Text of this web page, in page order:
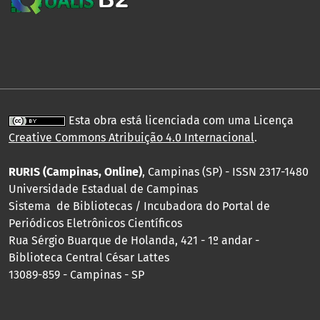
Esta obra está licenciada com uma Licença
Creative Commons Atribuição 4.0 Internacional.
RURIS (Campinas, Online), Campinas (SP) - ISSN 2317-1480
Universidade Estadual de Campinas
Sistema de Bibliotecas / Incubadora do Portal de
Periódicos Eletrônicos Científicos
Rua Sérgio Buarque de Holanda, 421 - 1º andar -
Biblioteca Central César Lattes
13089-859 - Campinas - SP